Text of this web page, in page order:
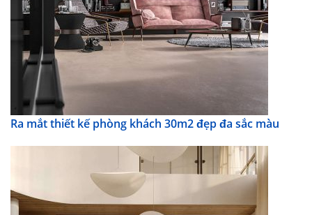
Ra mắt thiết kế phòng khách 30m2 đẹp đa sắc màu